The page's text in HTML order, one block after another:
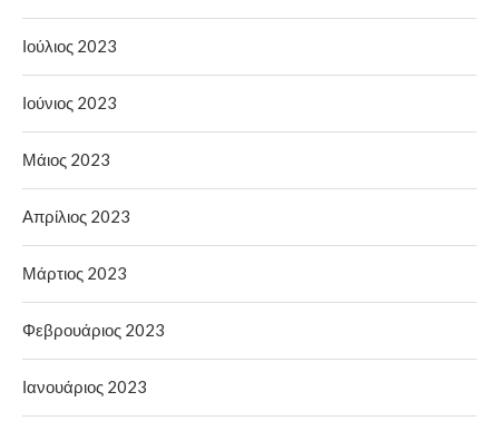
Ιούλιος 2023
Ιούνιος 2023
Μάιος 2023
Απρίλιος 2023
Μάρτιος 2023
Φεβρουάριος 2023
Ιανουάριος 2023